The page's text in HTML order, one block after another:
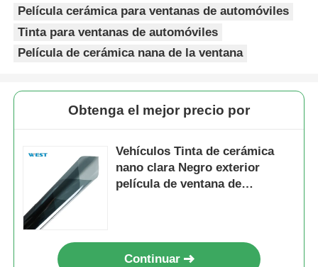
Película cerámica para ventanas de automóviles
Tinta para ventanas de automóviles
Película de cerámica nana de la ventana
Obtenga el mejor precio por
Vehículos Tinta de cerámica
nano clara Negro exterior
película de ventana de
Continuar